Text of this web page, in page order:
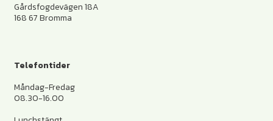
Gårdsfogdevägen 18A
168 67 Bromma
Telefontider
Måndag-Fredag
08.30-16.00